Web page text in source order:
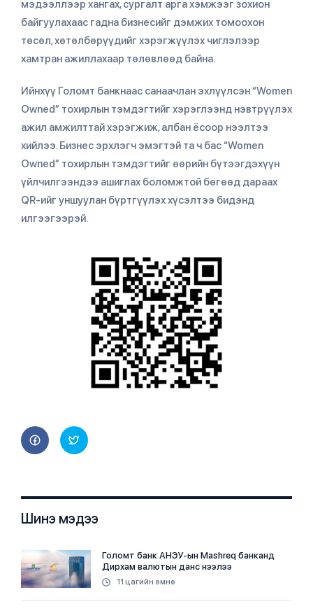
мэдээллээр хангах, сургалт арга хэмжээг зохион
байгуулахаас гадна бизнесийг дэмжих томоохон
төсөл, хөтөлбөрүүдийг хэрэгжүүлэх чиглэлээр
хамтран ажиллахаар төлөвлөөд байна.
Ийнхүү Голомт банкнаас санаачлан эхлүүлсэн “Women
Owned” тохирлын тэмдэгтийг хэрэглээнд нэвтрүүлэх
ажил амжилттай хэрэгжиж, албан ёсоор нээлтээ
хийлээ. Бизнес эрхлэгч эмэгтэй та ч бас “Women
Owned” тохирлын тэмдэгтийг өөрийн бүтээгдэхүүн
үйлчилгээндээ ашиглах боломжтой бөгөөд дараах
QR-ийг уншуулан бүртгүүлэх хүсэлтээ бидэнд
илгээгээрэй.
Шинэ мэдээ
Голомт банк АНЭУ-ын Mashreq банканд
Дирхам валютын данс нээлээ
11 цагийн өмнө